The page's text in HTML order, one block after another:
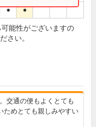
● ●
能性がございますの
さい。
交通の便もよくとても
ためとても親しみやすい